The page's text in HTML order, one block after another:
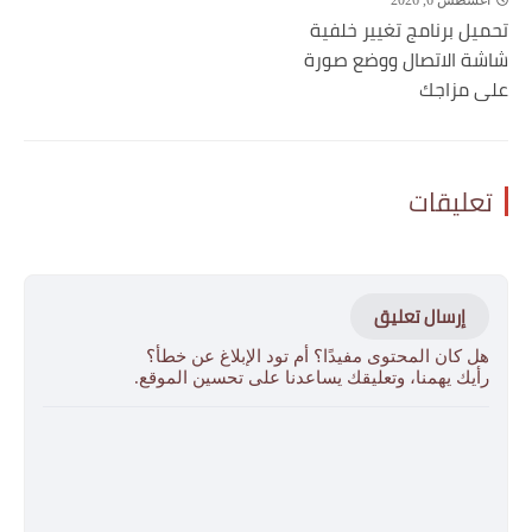
تحميل برنامج تغيير خلفية
شاشة الاتصال ووضع صورة
على مزاجك
تعليقات
إرسال تعليق
هل كان المحتوى مفيدًا؟ أم تود الإبلاغ عن خطأ؟
رأيك يهمنا، وتعليقك يساعدنا على تحسين الموقع.